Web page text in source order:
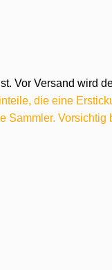
Vor Versand wird
die eine